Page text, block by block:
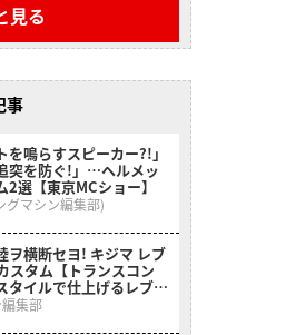
見る
事
を鳴らすスピーカー?!」
突を防ぐ!」…ヘルメッ
2選【東京MCショー】
グマシン編集部)
ヲ横断セヨ! キジマ レブ
スタム【トランスコン
タイルで仕上げるレブル
集部